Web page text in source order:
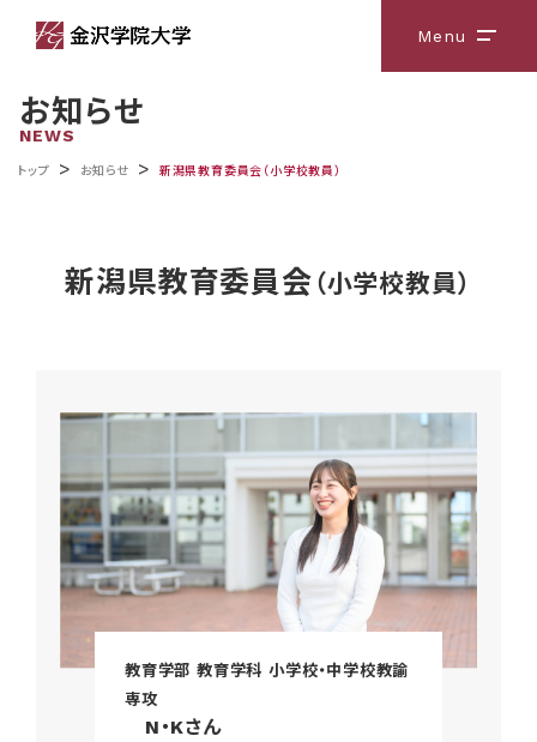
Menu メニ
お知らせ
NEWS
トップ > お知らせ > 新潟県教育委員会（小学校教員）
新潟県教育委員会 （小学校教員）
教育学部 教育学科 小学校・中学校教諭
専攻
N・Kさん